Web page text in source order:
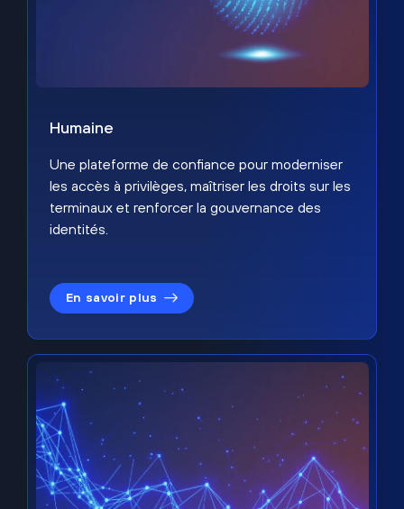
Humaine
Une plateforme de confiance pour moderniser
les accès à privilèges, maîtriser les droits sur les
terminaux et renforcer la gouvernance des
identités.
En savoir plus